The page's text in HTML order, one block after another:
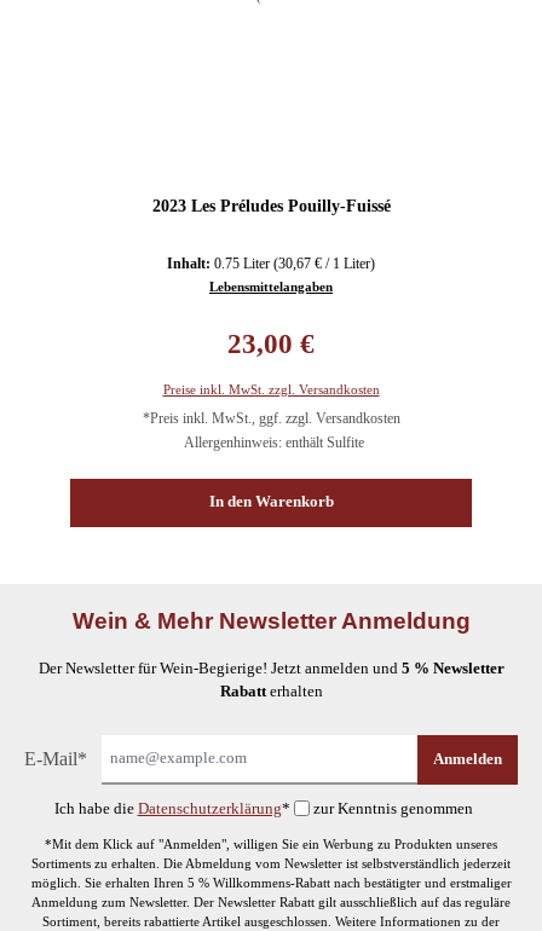
2023 Les Préludes Pouilly-Fuissé
Inhalt: 0.75 Liter (30,67 € / 1 Liter)
Lebensmittelangaben
23,00 €
Preise inkl. MwSt. zzgl. Versandkosten
*Preis inkl. MwSt., ggf. zzgl. Versandkosten
Allergenhinweis: enthält Sulfite
In den Warenkorb
Wein & Mehr Newsletter Anmeldung
Der Newsletter für Wein-Begierige! Jetzt anmelden und 5 % Newsletter
Rabatterhalten
E-Mail* Anmelden
Ich habe die Datenschutzerklärung* zur Kenntnis genommen
*Mit dem Klick auf "Anmelden", willigen Sie ein Werbung zu Produkten unseres
Sortiments zu erhalten. Die Abmeldung vom Newsletter ist selbstverständlich jederzeit
möglich. Sie erhalten Ihren 5 % Willkommens-Rabatt nach bestätigter und erstmaliger
Anmeldung zum Newsletter. Der Newsletter Rabatt gilt ausschließlich auf das reguläre
Sortiment, bereits rabattierte Artikel ausgeschlossen. Weitere Informationen zu der